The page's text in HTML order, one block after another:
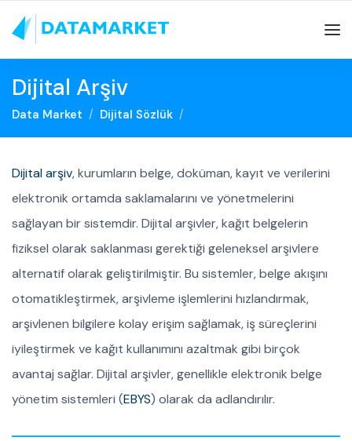
Dijital Arşiv
Data Market Dijital Sözlük
Dijital arşiv, kurumların belge, doküman, kayıt ve verilerini
elektronik ortamda saklamalarını ve yönetmelerini
sağlayan bir sistemdir. Dijital arşivler, kağıt belgelerin
fiziksel olarak saklanması gerektiği geleneksel arşivlere
alternatif olarak geliştirilmiştir. Bu sistemler, belge akışını
otomatikleştirmek, arşivleme işlemlerini hızlandırmak,
arşivlenen bilgilere kolay erişim sağlamak, iş süreçlerini
iyileştirmek ve kağıt kullanımını azaltmak gibi birçok
avantaj sağlar. Dijital arşivler, genellikle elektronik belge
yönetim sistemleri (EBYS) olarak da adlandırılır.